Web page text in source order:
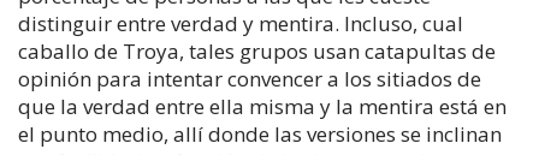
distinguir entre verdad y mentira. Incluso, cual
caballo de Troya, tales grupos usan catapultas de
opinión para intentar convencer a los sitiados de
que la verdad entre ella misma y la mentira está en
el punto medio, allí donde las versiones se inclinan